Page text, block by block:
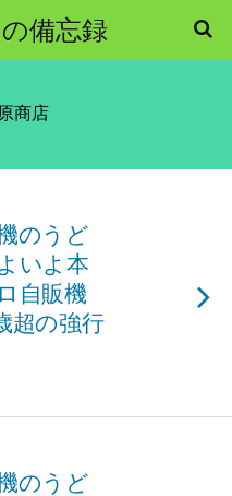
備忘録
商店
のうど
いよ本
自販機
超の強行
のうど